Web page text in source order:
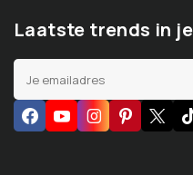
Laatste trends in